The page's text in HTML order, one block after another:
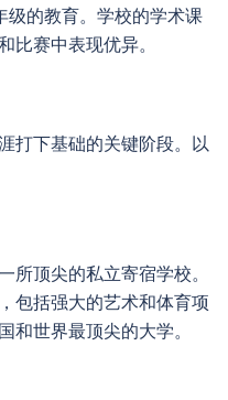
级的教育。学校的学术课
比赛中表现优异。
打下基础的关键阶段。以
顶尖的私立寄宿学校。
包括强大的艺术和体育项
和世界最顶尖的大学。